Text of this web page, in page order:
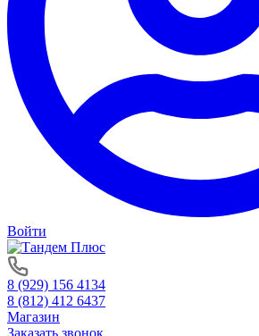
Войти
8 (929) 156 4134
8 (812) 412 6437
Магазин
Заказать звонок